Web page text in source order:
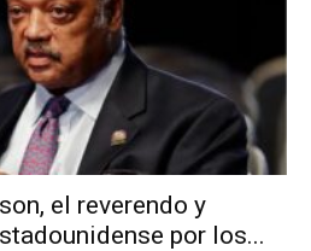
el reverendo y
por los...